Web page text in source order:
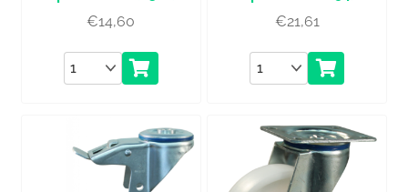
€14,60
Aantal
€21,61
Aantal